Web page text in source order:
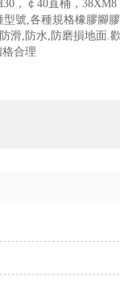
，￠40直桶，
號,各種規格橡膠腳
滑,防水,防磨損地面.
合理